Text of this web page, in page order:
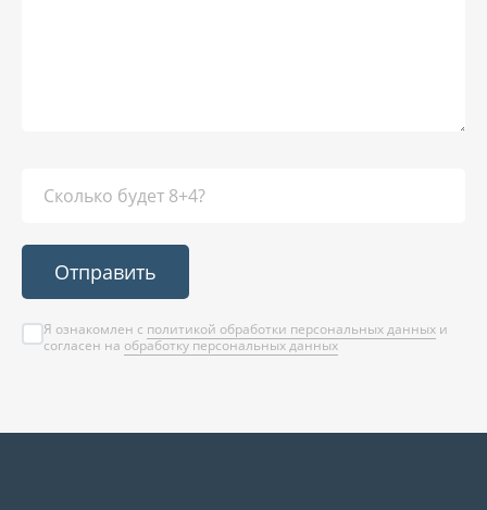
Отправить
Я ознакомлен с политикой обработки персональных данных и
согласен на обработку персональных данных